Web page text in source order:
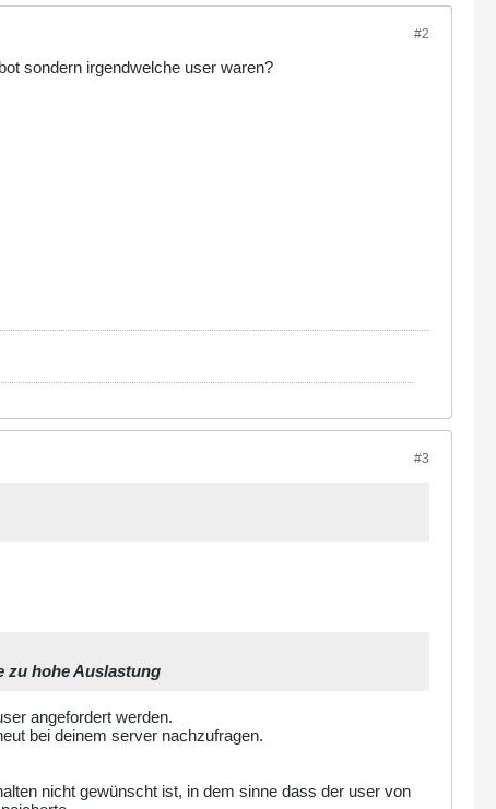
#2
sondern irgendwelche user waren?
#3
zu hohe Auslastung
angefordert werden.
bei deinem server nachzufragen.
nicht gewünscht ist, in dem sinne dass der user von